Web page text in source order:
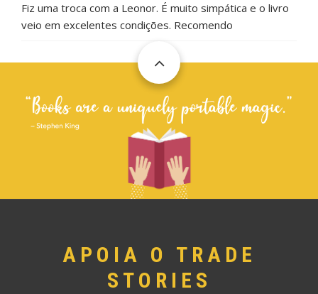
Fiz uma troca com a Leonor. É muito simpática e o livro
veio em excelentes condições. Recomendo
APOIA O TRADE
STORIES